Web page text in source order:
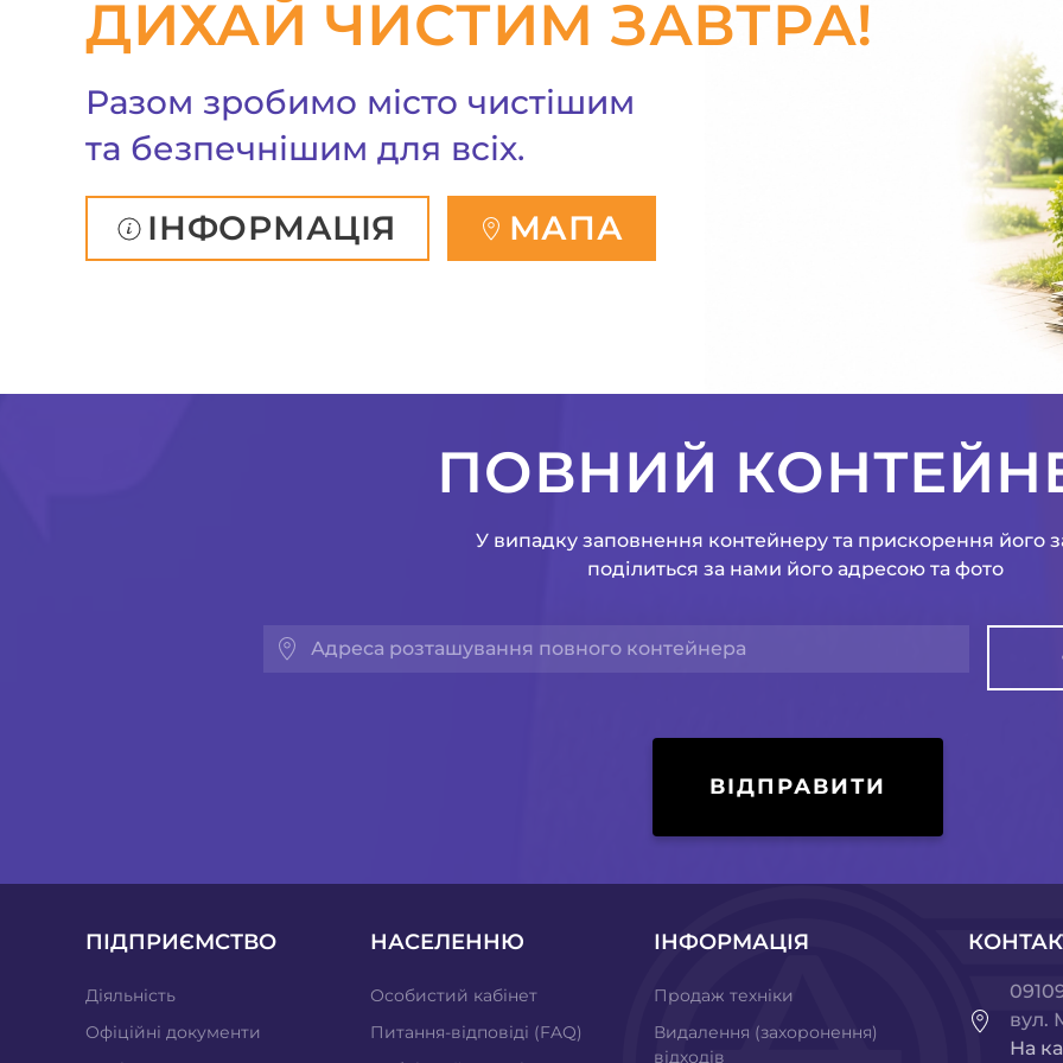
ДИХАЙ ЧИСТИМ ЗАВТРА!
Разом зробимо місто чистішим
та безпечнішим для всіх.
ІНФОРМАЦІЯ
МАПА
ПОВНИЙ
У випадку заповнення контейнеру та прискорення його
поділиться за нами його адресою та фото
ВІДПРАВИТИ
ПІДПРИЄМСТВО
Діяльність
Офіційні документи
НАСЕЛЕННЮ
Особистий кабінет
Питання-відповіді (FAQ)
ІНФОРМАЦІЯ
Продаж техніки
Видалення (захоронення)
відходів
вул.
На